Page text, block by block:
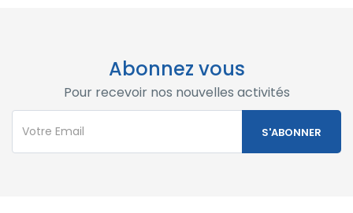
Abonnez vous
Pour recevoir nos nouvelles activités